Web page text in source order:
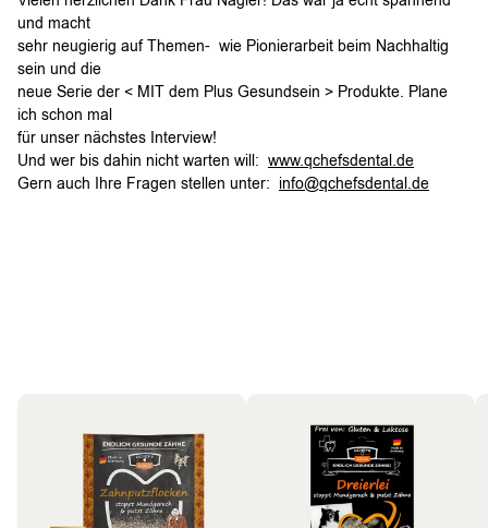
und macht
sehr neugierig auf Themen- wie Pionierarbeit beim Nachhaltig
sein und die
neue Serie der < MIT dem Plus Gesundsein > Produkte. Plane
ich schon mal
für unser nächstes Interview!
Und wer bis dahin nicht warten will: www.qchefsdental.de
Gern auch Ihre Fragen stellen unter: info@qchefsdental.de